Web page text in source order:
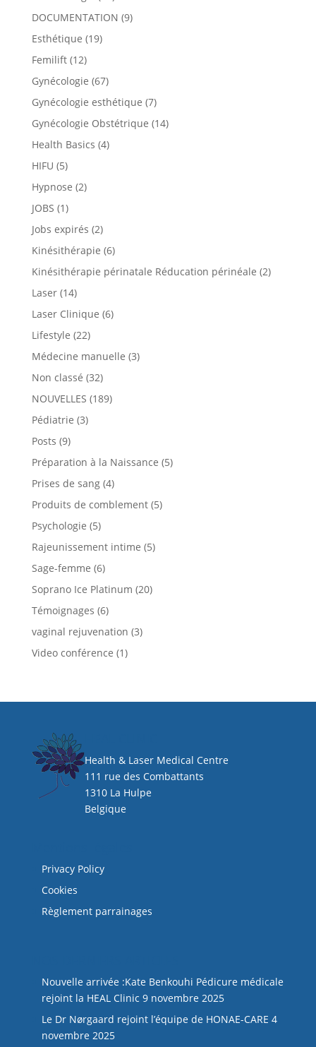
DOCUMENTATION (9)
Esthétique (19)
Femilift(12)
Gynécologie (67)
Gynécologie esthétique (7)
Gynécologie Obstétrique (14)
Health Basics (4)
HIFU (5)
Hypnose (2)
JOBS (1)
Jobs expirés (2)
Kinésithérapie (6)
Kinésithérapie périnatale Réducation périnéale (2)
Laser(14)
Laser Clinique (6)
Lifestyle (22)
Médecine manuelle (3)
Non classé (32)
NOUVELLES (189)
Pédiatrie (3)
Posts (9)
Préparation à la Naissance (5)
Prises de sang(4)
Produits de comblement(5)
Psychologie (5)
Rajeunissement intime (5)
Sage-femme (6)
Soprano Ice Platinum (20)
Témoignages (6)
vaginal rejuvenation (3)
Video conférence (1)
Health & Laser Medical Centre
111 rue des Combattants
1310 La Hulpe
Belgique
Privacy Policy
Cookies
Règlement parrainages
Nouvelle arrivée :Kate Benkouhi Pédicure médicale
rejoint la HEAL Clinic 9 novembre 2025
Le Dr Nørgaard rejoint l’équipe de HONAE-CARE 4
novembre 2025